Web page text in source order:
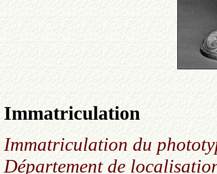
Immatriculation
Immatriculation du
Département de